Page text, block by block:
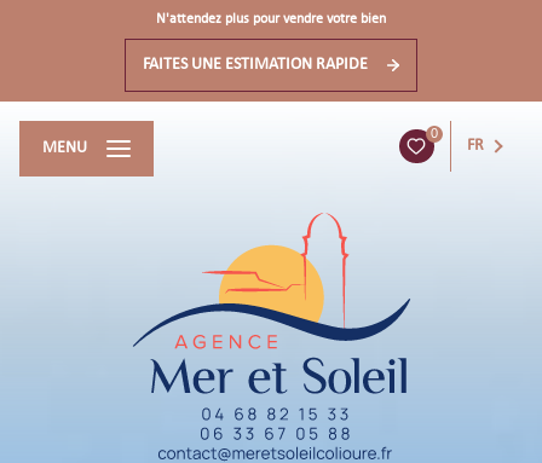
N'attendez plus pour vendre votre bien
FAITES UNE ESTIMATION RAPIDE
0
FR
MENU